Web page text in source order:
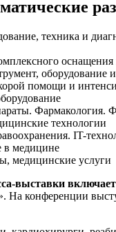
техника и
оборудование
помощи и
Фармакология.
технологии
IT-
в медицине
медицинские услуги
выставки
На конференции